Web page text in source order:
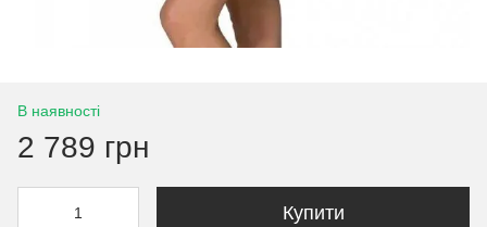
В наявності
2 789 грн
Купити